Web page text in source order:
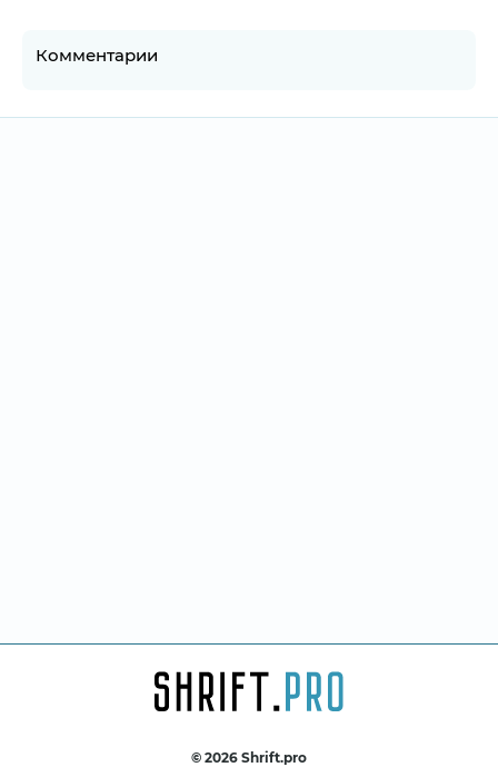
Комментарии
© 2026 Shrift.pro